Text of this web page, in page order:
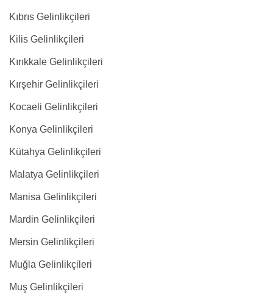
Kıbrıs Gelinlikçileri
Kilis Gelinlikçileri
Kırıkkale Gelinlikçileri
Kırşehir Gelinlikçileri
Kocaeli Gelinlikçileri
Konya Gelinlikçileri
Kütahya Gelinlikçileri
Malatya Gelinlikçileri
Manisa Gelinlikçileri
Mardin Gelinlikçileri
Mersin Gelinlikçileri
Muğla Gelinlikçileri
Muş Gelinlikçileri